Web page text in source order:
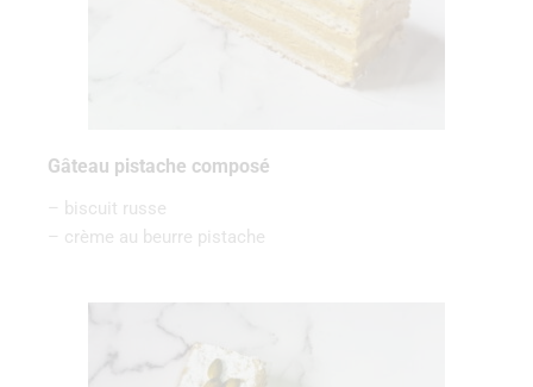
Gâteau pistache composé
– biscuit russe
– crème au beurre pistache